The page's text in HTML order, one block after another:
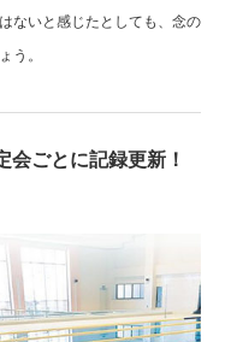
ないと感じたとしても、念の
う。
ごとに記録更新！